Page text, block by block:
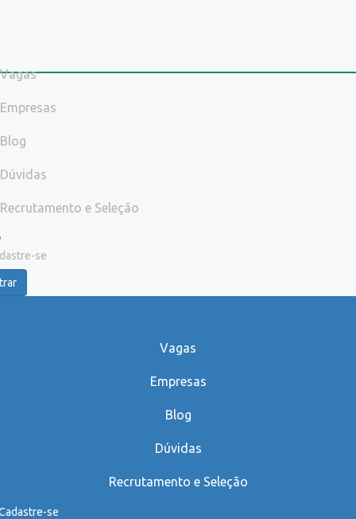
Vagas
Empresas
Blog
Dúvidas
Recrutamento e Seleção
se
Vagas
Empresas
Blog
Dúvidas
Recrutamento e Seleção
se